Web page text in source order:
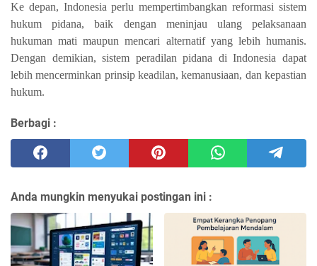
Ke depan, Indonesia perlu mempertimbangkan reformasi sistem
hukum pidana, baik dengan meninjau ulang pelaksanaan
hukuman mati maupun mencari alternatif yang lebih humanis.
Dengan demikian, sistem peradilan pidana di Indonesia dapat
lebih mencerminkan prinsip keadilan, kemanusiaan, dan kepastian
hukum.
Berbagi :
Anda mungkin menyukai postingan ini :